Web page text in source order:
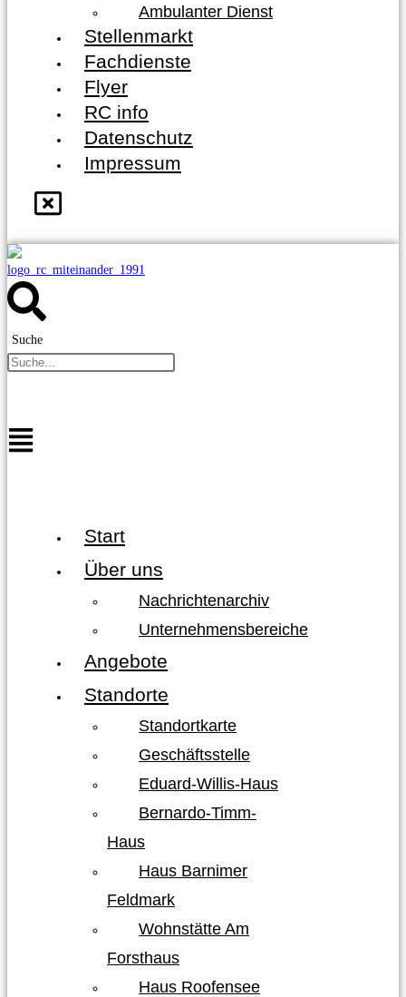
Ambulanter Dienst
Stellenmarkt
Fachdienste
Flyer
RC info
Datenschutz
Impressum
Suche
Start
Über uns
Nachrichtenarchiv
Unternehmensbereiche
Angebote
Standorte
Standortkarte
Geschäftsstelle
Eduard-Willis-Haus
Bernardo-Timm-
Haus
Haus Barnimer
Feldmark
Wohnstätte Am
Forsthaus
Haus Roofensee